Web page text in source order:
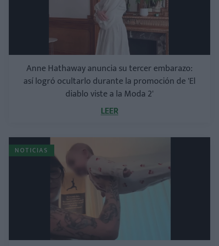
Anne Hathaway anuncia su tercer embarazo:
así logró ocultarlo durante la promoción de 'El
diablo viste a la Moda 2'
LEER
NOTICIAS